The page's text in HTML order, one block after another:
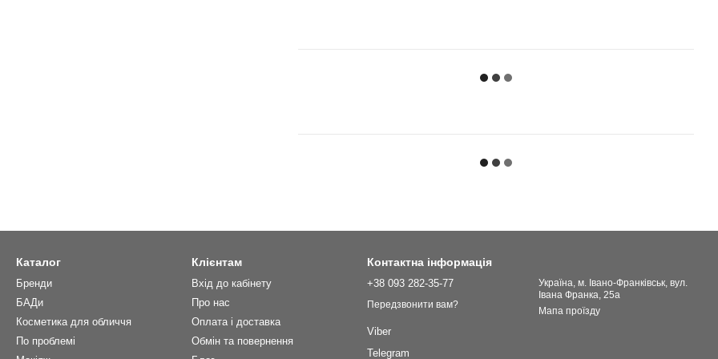
Каталог
Бренди
БАДи
Косметика для обличчя
По проблемі
Клієнтам
Вхід до кабінету
Про нас
Оплата і доставка
Обмін та повернення
Контактна інформація
+38 093 282-35-77
Передзвонити вам?
Viber
Telegram
Українa, м. Івано-Франківськ, вул.
Івана Франка, 25а
Мапа проїзду